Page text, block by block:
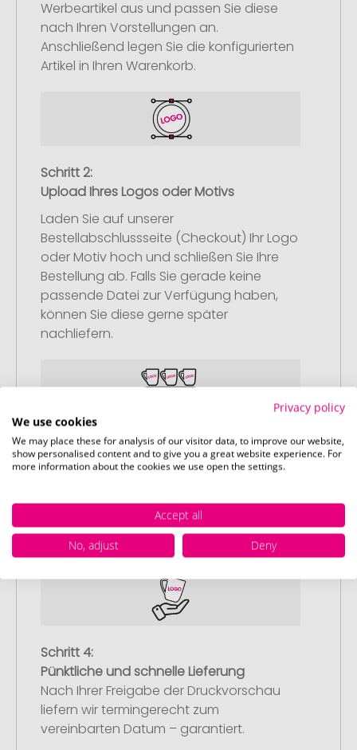
Werbeartikel aus und passen Sie diese
nach Ihren Vorstellungen an.
Anschließend legen Sie die konfigurierten
Artikel in Ihren Warenkorb.
Schritt 2:
Upload Ihres Logos oder Motivs
Laden Sie auf unserer
Bestellabschlussseite (Checkout) Ihr Logo
oder Motiv hoch und schließen Sie Ihre
Bestellung ab. Falls Sie gerade keine
passende Datei zur Verfügung haben,
können Sie diese gerne später
nachliefern.
Schritt 3:
Artikelvorschau und Freigabe
Druckvorschau mit Ihrem Design. Sobald
Sie diese freigeben, starten wir
umgehend mit der Produktion.
Schritt 4:
Pünktliche und schnelle Lieferung
Nach Ihrer Freigabe der Druckvorschau
liefern wir termingerecht zum
vereinbarten Datum – garantiert.
Privacy policy
We use cookies
We may place these for analysis of our visitor data, to improve our website,
show personalised content and to give you a great website experience. For
more information about the cookies we use open the settings.
Accept all
No, adjust
Deny